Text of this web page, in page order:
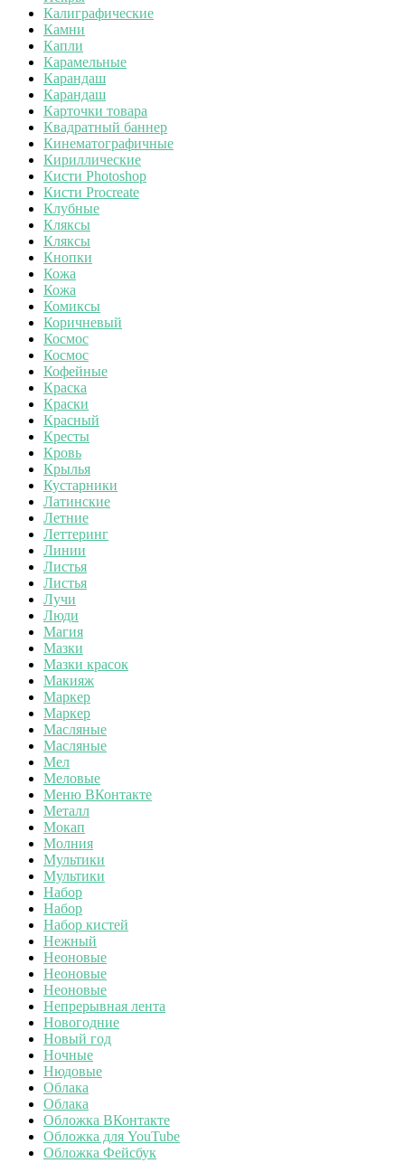
Калиграфические
Камни
Капли
Карамельные
Карандаш
Карандаш
Карточки товара
Квадратный баннер
Кинематографичные
Кириллические
Кисти Photoshop
Кисти Procreate
Клубные
Кляксы
Кляксы
Кнопки
Кожа
Кожа
Комиксы
Коричневый
Космос
Космос
Кофейные
Краска
Краски
Красный
Кресты
Кровь
Крылья
Кустарники
Латинские
Летние
Леттеринг
Линии
Листья
Листья
Лучи
Люди
Магия
Мазки
Мазки красок
Макияж
Маркер
Маркер
Масляные
Масляные
Мел
Меловые
Меню ВКонтакте
Металл
Мокап
Молния
Мультики
Мультики
Набор
Набор
Набор кистей
Нежный
Неоновые
Неоновые
Неоновые
Непрерывная лента
Новогодние
Новый год
Ночные
Нюдовые
Облака
Облака
Обложка ВКонтакте
Обложка для YouTube
Обложка Фейсбук